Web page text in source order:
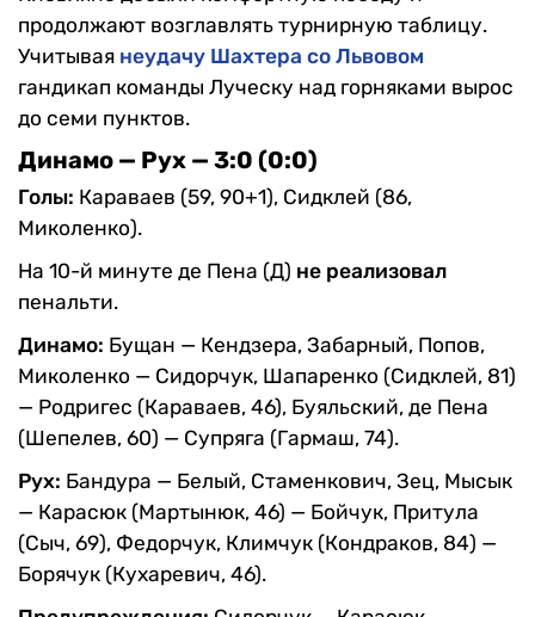
продолжают возглавлять турнирную таблицу.
Учитывая неудачу Шахтера со Львовом
гандикап команды Луческу над горняками вырос
до семи пунктов.
Динамо — Рух — 3:0 (0:0)
Голы: Караваев (59, 90+1), Сидклей (86,
Миколенко).
На 10-й минуте де Пена (Д) не реализовал
пенальти.
Динамо: Бущан — Кендзера, Забарный, Попов,
Миколенко — Сидорчук, Шапаренко (Сидклей, 81)
— Родригес (Караваев, 46), Буяльский, де Пена
(Шепелев, 60) — Супряга (Гармаш, 74).
Рух: Бандура — Белый, Стаменкович, Зец, Мысык
— Карасюк (Мартынюк, 46) — Бойчук, Притула
(Сыч, 69), Федорчук, Климчук (Кондраков, 84) —
Борячук (Кухаревич, 46).